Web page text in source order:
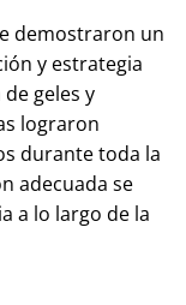
demostraron un
y estrategia
geles y
lograron
durante toda la
adecuada se
a lo largo de la